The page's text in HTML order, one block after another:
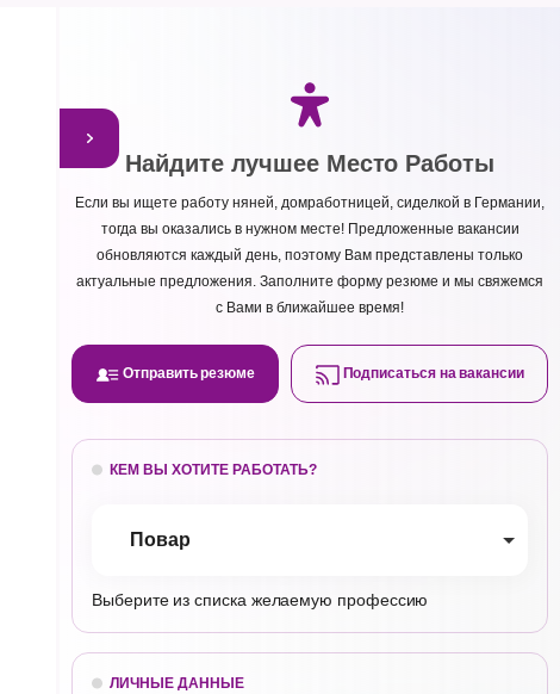
Найдите лучшее Место Работы
Если вы ищете работу няней, домработницей, сиделкой в Германии,
тогда вы оказались в нужном месте! Предложенные вакансии
обновляются каждый день, поэтому Вам представлены только
актуальные предложения. Заполните форму резюме и мы свяжемся
с Вами в ближайшее время!
Отправить резюме Подписаться на вакансии
КЕМ ВЫ ХОТИТЕ РАБОТАТЬ?
Повар
Выберите из списка желаемую профессию
ЛИЧНЫЕ ДАННЫЕ